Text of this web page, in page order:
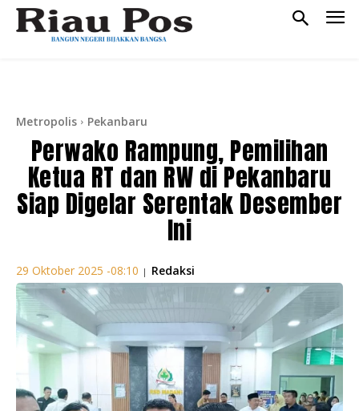
Metropolis Pekanbaru
Perwako Rampung, Pemilihan
Ketua RT dan RW di Pekanbaru
Siap Digelar Serentak Desember
Ini
29 Oktober 2025 -08:10 | Redaksi